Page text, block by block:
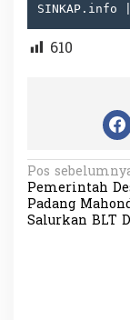
SINKAP.info
610
N
a
v
Pos
Pemerintah
Padang
Salurkan BLT